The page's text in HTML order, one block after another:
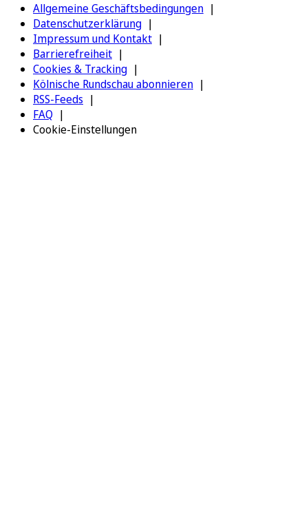
Allgemeine Geschäftsbedingungen
Datenschutzerklärung
Impressum und Kontakt
Barrierefreiheit
Cookies & Tracking
Kölnische Rundschau abonnieren
RSS-Feeds
FAQ
Cookie-Einstellungen